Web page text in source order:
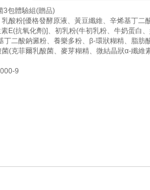
3包體驗組(贈品)
酸粉[優格發酵原液、黃豆纖維、辛烯基丁
E(抗氧化劑)]、初乳粉(牛初乳粉、牛奶蛋白
二酸鈉澱粉、養樂多粉、β-環狀糊精、脂
(克菲爾乳酸菌、麥芽糊精、微結晶狀α-纖
9